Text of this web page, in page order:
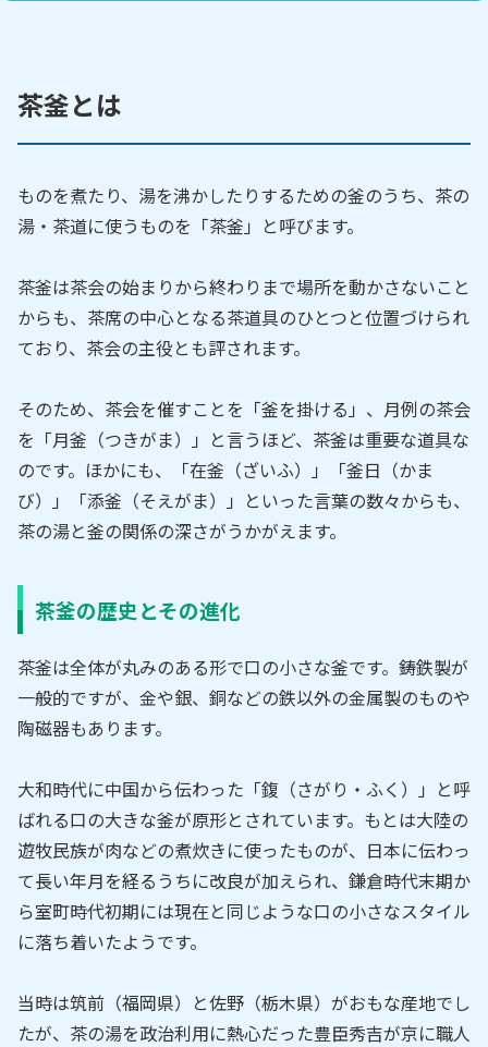
茶釜とは
ものを煮たり、湯を沸かしたりするための釜のうち、茶の
湯・茶道に使うものを「茶釜」と呼びます。
茶釜は茶会の始まりから終わりまで場所を動かさないこと
からも、茶席の中心となる茶道具のひとつと位置づけられ
ており、茶会の主役とも評されます。
そのため、茶会を催すことを「釜を掛ける」、月例の茶会
を「月釜（つきがま）」と言うほど、茶釜は重要な道具な
のです。ほかにも、「在釜（ざいふ）」「釜日（かま
び）」「添釜（そえがま）」といった言葉の数々からも、
茶の湯と釜の関係の深さがうかがえます。
茶釜の歴史とその進化
茶釜は全体が丸みのある形で口の小さな釜です。鋳鉄製が
一般的ですが、金や銀、銅などの鉄以外の金属製のものや
陶磁器もあります。
大和時代に中国から伝わった「鍑（さがり・ふく）」と呼
ばれる口の大きな釜が原形とされています。もとは大陸の
遊牧民族が肉などの煮炊きに使ったものが、日本に伝わっ
て長い年月を経るうちに改良が加えられ、鎌倉時代末期か
ら室町時代初期には現在と同じような口の小さなスタイル
に落ち着いたようです。
当時は筑前（福岡県）と佐野（栃木県）がおもな産地でし
たが、茶の湯を政治利用に熱心だった豊臣秀吉が京に職人